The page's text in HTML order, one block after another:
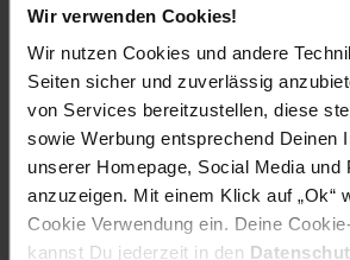
Wir verwenden Cookies!
Wir nutzen Cookies und andere
Seiten sicher und zuverlässig
von Services bereitzustellen, diese
sowie Werbung entsprechend Deinen
unserer Homepage, Social Media und
anzuzeigen. Mit einem Klick auf „Ok“
Cookie Verwendung ein. Deine
kannst Du jederzeit in den
Versandinformationen
Herstellerinformationen
Fußzeile
Weitere Online-Angebote